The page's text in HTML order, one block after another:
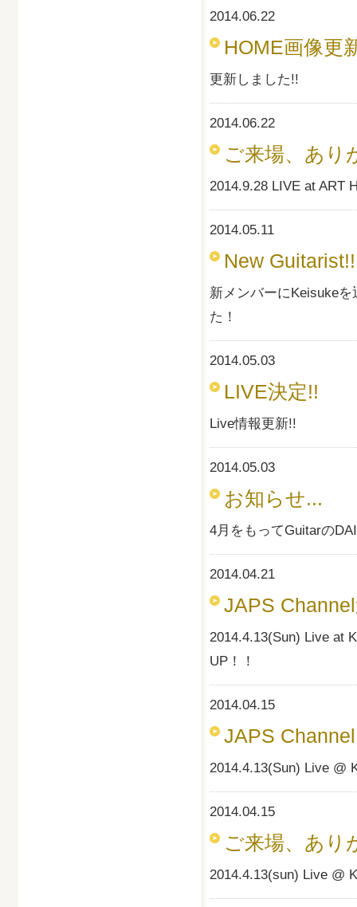
2014.06.22
HOME画像更
更新しました!!
2014.06.22
ご来場、あり
2014.9.28 LIVE at ART
2014.05.11
New Guitarist!!
新メンバーにKeisuke
た！
2014.05.03
LIVE決定!!
Live情報更新!!
2014.05.03
お知らせ...
4月をもってGuitarの
2014.04.21
JAPS
2014.4.13(Sun) Live at
UP！！
2014.04.15
JAPS
2014.4.13(Sun) Live @
2014.04.15
ご来場、あり
2014.4.13(sun) Live @